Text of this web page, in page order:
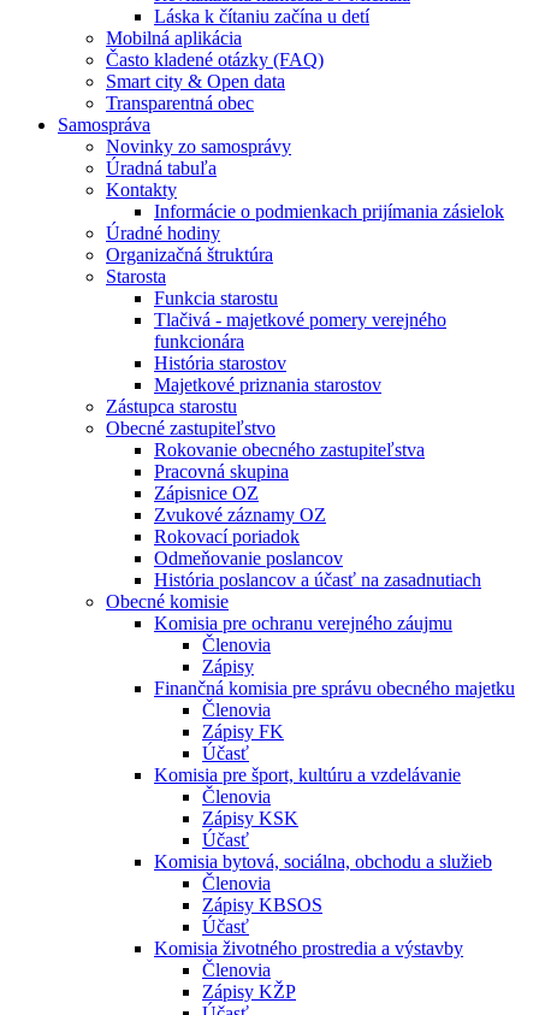
Láska k čítaniu začína u detí
Mobilná aplikácia
Často kladené otázky (FAQ)
Smart city & Open data
Transparentná obec
Samospráva
Novinky zo samosprávy
Úradná tabuľa
Kontakty
Informácie o podmienkach prijímania zásielok
Úradné hodiny
Organizačná štruktúra
Starosta
Funkcia starostu
Tlačivá - majetkové pomery verejného
funkcionára
História starostov
Majetkové priznania starostov
Zástupca starostu
Obecné zastupiteľstvo
Rokovanie obecného zastupiteľstva
Pracovná skupina
Zápisnice OZ
Zvukové záznamy OZ
Rokovací poriadok
Odmeňovanie poslancov
História poslancov a účasť na zasadnutiach
Obecné komisie
Komisia pre ochranu verejného záujmu
Členovia
Zápisy
Finančná komisia pre správu obecného majetku
Členovia
Zápisy FK
Účasť
Komisia pre šport, kultúru a vzdelávanie
Členovia
Zápisy KSK
Účasť
Komisia bytová, sociálna, obchodu a služieb
Členovia
Zápisy KBSOS
Účasť
Komisia životného prostredia a výstavby
Členovia
Zápisy KŽP